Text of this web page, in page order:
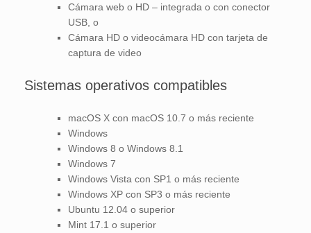
Cámara web o HD – integrada o con conector
USB, o
Cámara HD o videocámara HD con tarjeta de
captura de video
Sistemas operativos compatibles
macOS X con macOS 10.7 o más reciente
Windows
Windows 8 o Windows 8.1
Windows 7
Windows Vista con SP1 o más reciente
Windows XP con SP3 o más reciente
Ubuntu 12.04 o superior
Mint 17.1 o superior